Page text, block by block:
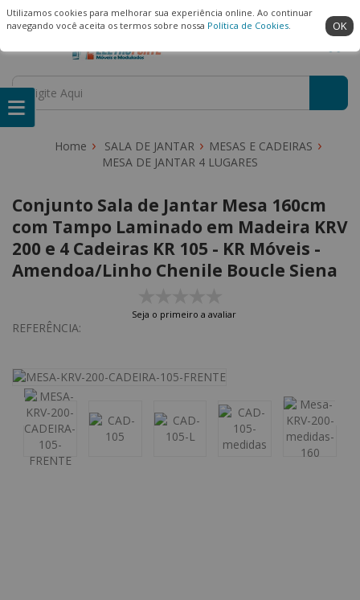
Utilizamos cookies para melhorar sua experiência online. Ao continuar
navegando você aceita os termos sobre nossa Política de Cookies. OK
(22) 99909-3407 Ambiente Seguro
SALA DE JANTAR
MESAS E CADEIRAS
MESA DE JANTAR 4 LUGARES
Conjunto Sala de Jantar Mesa 160cm
com Tampo Laminado em Madeira KRV
200 e 4 Cadeiras KR 105 - KR Móveis -
Amendoa/Linho Chenile Boucle Siena
Seja o primeiro a avaliar
REFERÊNCIA: